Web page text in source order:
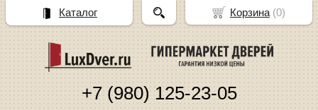
+7 (980) 125-23-05
Корзина(0)
Каталог